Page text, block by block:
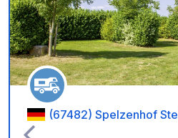
(67482) Spelzenhof